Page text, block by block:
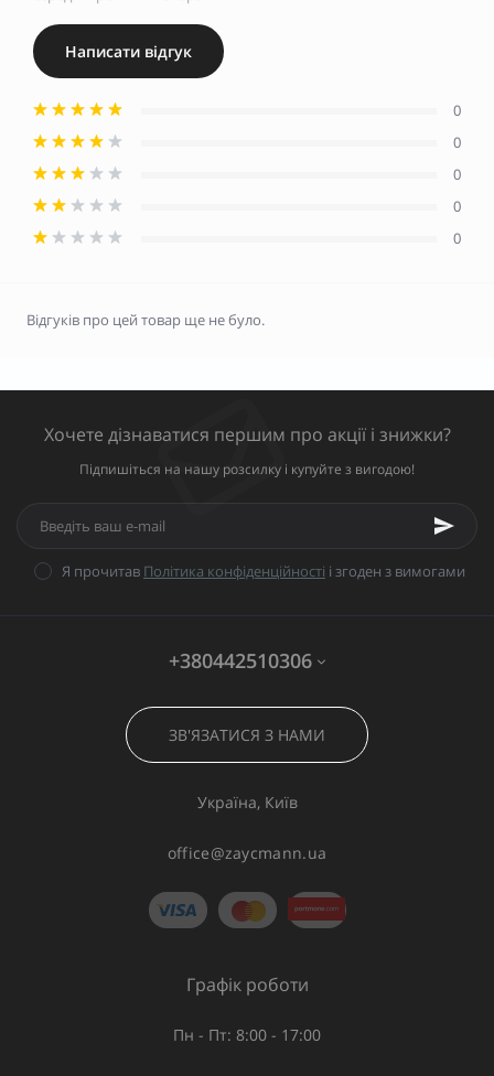
Написати відгук
0
0
0
0
0
Відгуків про цей товар ще не було.
Хочете дізнаватися першим про акції і знижки?
Підпишіться на нашу розсилку і купуйте з вигодою!
Я прочитав Політика конфіденційності і згоден з вимогами
+380442510306
ЗВ'ЯЗАТИСЯ З НАМИ
Україна, Київ
office@zaycmann.ua
Графік роботи
Пн - Пт: 8:00 - 17:00